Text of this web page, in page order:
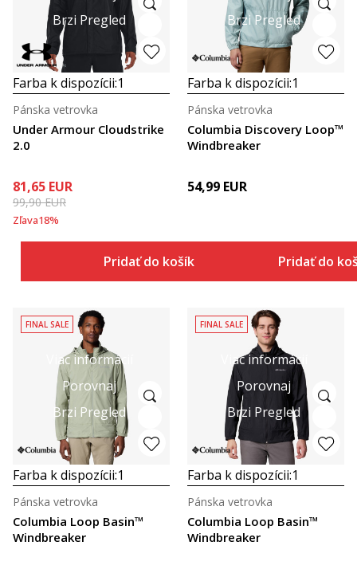
Brzi Pregled
Farba k dispozícii:1
Under Armour Cloudstrike
2.0
Pánska vetrovka
81,65 EUR
99,90EUR
Zľava18%
Pridať do košíka
Brzi Pregled
Farba k dispozícii:1
Columbia Discovery Loop™
Windbreaker
Pánska vetrovka
54,99 EUR
Pridať do
Viac informácií
Porovnaj
Brzi Pregled
FINAL SALE
Farba k dispozícii:1
Columbia Loop Basin™
Windbreaker
Pánska vetrovka
Viac informácií
Porovnaj
Brzi Pregled
FINAL SALE
Farba k dispozícii:1
Columbia Loop Basin™
Windbreaker
Pánska vetrovka